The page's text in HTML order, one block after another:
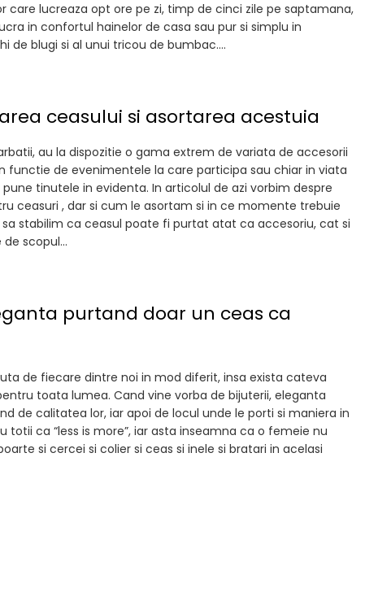
care lucreaza opt ore pe zi, timp de cinci zile pe saptamana,
in confortul hainelor de casa sau pur si simplu in
de blugi si al unui tricou de bumbac....
ceasului si asortarea acestuia
au la dispozitie o gama extrem de variata de accesorii
functie de evenimentele la care participa sau chiar in viata
tinutele in evidenta. In articolul de azi vorbim despre
ceasuri , dar si cum le asortam si in ce momente trebuie
stabilim ca ceasul poate fi purtat atat ca accesoriu, cat si
scopul...
purtand doar un ceas ca
de fiecare dintre noi in mod diferit, insa exista cateva
toata lumea. Cand vine vorba de bijuterii, eleganta
de calitatea lor, iar apoi de locul unde le porti si maniera in
totii ca “less is more”, iar asta inseamna ca o femeie nu
si cercei si colier si ceas si inele si bratari in acelasi